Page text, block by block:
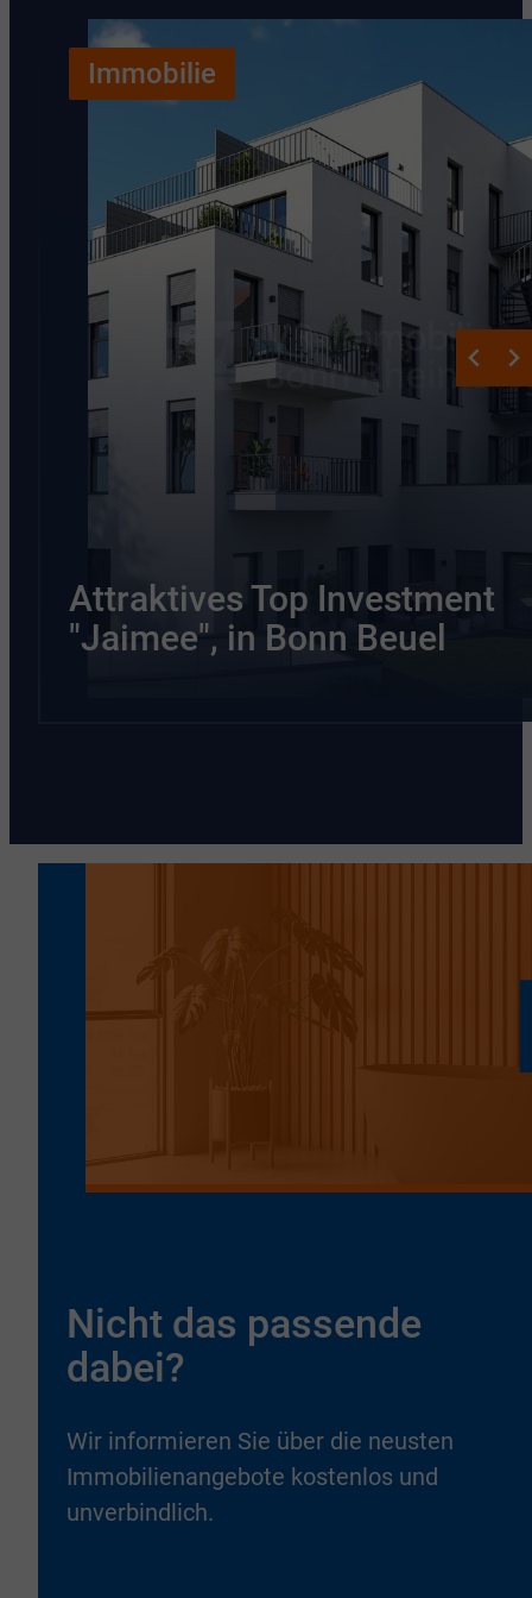
Immobilie
Attraktives Top Investment
"Jaimee", in Bonn Beuel
Nicht das passende
dabei?
Wir informieren Sie über die neusten
Immobilienangebote kostenlos und
unverbindlich.